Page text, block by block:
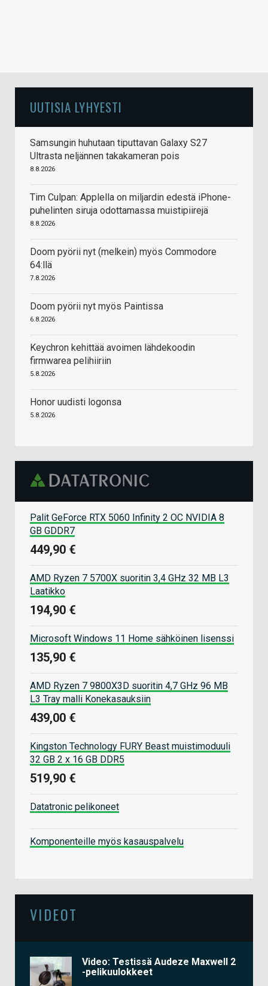
UUTISIA LYHYESTI
Samsungin huhutaan tiputtavan Galaxy S27
Ultrasta neljännen takakameran pois
8.8.2026
Tim Culpan: Applella on miljardin edestä iPhone-
puhelinten siruja odottamassa muistipiirejä
8.8.2026
Doom pyörii nyt (melkein) myös Commodore
64:llä
7.8.2026
Doom pyörii nyt myös Paintissa
6.8.2026
Keychron kehittää avoimen lähdekoodin
firmwarea pelihiiriin
5.8.2026
Honor uudisti logonsa
5.8.2026
Palit GeForce RTX 5060 Infinity 2 OC NVIDIA 8
GB GDDR7
449,90 €
AMD Ryzen 7 5700X suoritin 3,4 GHz 32 MB L3
Laatikko
194,90 €
Microsoft Windows 11 Home sähköinen lisenssi
135,90 €
AMD Ryzen 7 9800X3D suoritin 4,7 GHz 96 MB
L3 Tray malli Konekasauksiin
439,00 €
Kingston Technology FURY Beast muistimoduuli
32 GB 2 x 16 GB DDR5
519,90 €
Datatronic pelikoneet
Komponenteille myös kasauspalvelu
VIDEOT
Video: Testissä Audeze Maxwell 2
-pelikuulokkeet